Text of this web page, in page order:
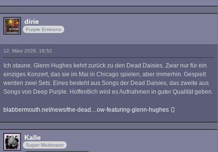
dirie
Purple Eminenz
12. März 2026, 18:52
Ich staune. Glenn Hughes kehrt zurück zu den Dead Daisies. Zwar nur für ein
einziges Konzert, das sie im Mai in Chicago spielen, aber immerhin. Gespielt
werden zwei Sets. Eines besteht aus Songs der Dead Daisies, das zweite aus
Songs von Deep Purple. Hoffentlich wird es Aufnahmen in guter Qualität geben.
blabbermouth.net/news/the-dead…ow-featuring-glenn-hughes
Kalle
Super Moderator